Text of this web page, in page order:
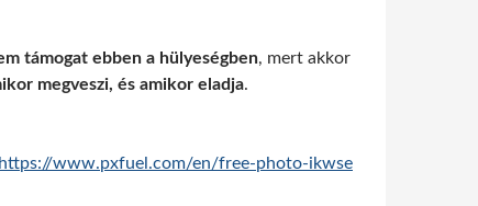
támogat ebben a hülyeségben, mert akkor
megveszi, és amikor eladja.
https://www.pxfuel.com/en/free-photo-ikwse